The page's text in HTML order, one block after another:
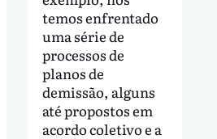
temos enfrentado
uma série de
processos de
planos de
demissão, alguns
até propostos em
acordo coletivo e a